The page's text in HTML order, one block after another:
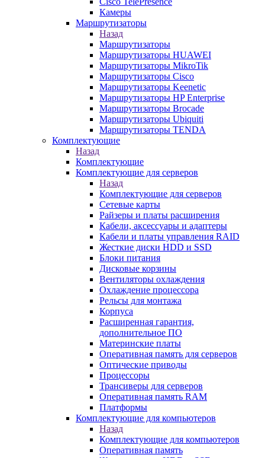
Камеры
Маршрутизаторы
Назад
Маршрутизаторы
Маршрутизаторы HUAWEI
Маршрутизаторы MikroTik
Маршрутизаторы Cisco
Маршрутизаторы Keenetic
Маршрутизаторы HP Enterprise
Маршрутизаторы Brocade
Маршрутизаторы Ubiquiti
Маршрутизаторы TENDA
Комплектующие
Назад
Комплектующие
Комплектующие для серверов
Назад
Комплектующие для серверов
Сетевые карты
Райзеры и платы расширения
Кабели, аксессуары и адаптеры
Кабели и платы управления RAID
Жесткие диски HDD и SSD
Блоки питания
Дисковые корзины
Вентиляторы охлаждения
Охлаждение процессора
Рельсы для монтажа
Корпуса
Расширенная гарантия,
дополнительное ПО
Материнские платы
Оперативная память для серверов
Оптические приводы
Процессоры
Трансиверы для серверов
Оперативная память RAM
Платформы
Комплектующие для компьютеров
Назад
Комплектующие для компьютеров
Оперативная память